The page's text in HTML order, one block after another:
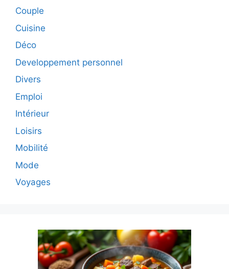
Couple
Cuisine
Déco
Developpement personnel
Divers
Emploi
Intérieur
Loisirs
Mobilité
Mode
Voyages